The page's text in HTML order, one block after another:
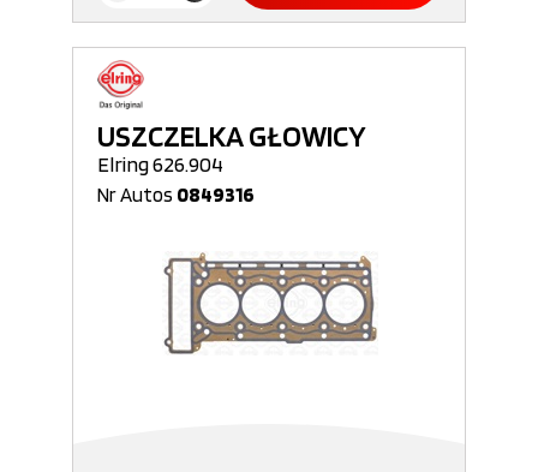
USZCZELKA GŁOWICY
Elring 626.904
Nr Autos 0849316